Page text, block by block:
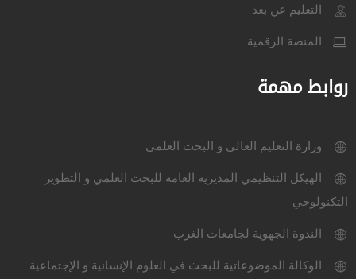
التعليم عن بعد
المنصة الرقمية
روابط مهمة
وزارة التعليم العالي و البحث العلمي
الهيكل التنظيمي المديرية العامة للبحث العلمي و التطوير
التكنولوجي
الندوة الجهوية لجامعات الغرب
الوكالة الموضوعاتية للبحث في العلوم الإنسانية و الإجتماعية